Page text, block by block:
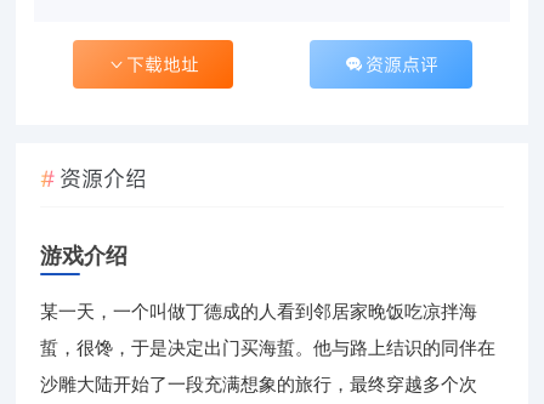
下载地址 资源点评
资源介绍
游戏介绍
某一天，一个叫做丁德成的人看到邻居家晚饭吃凉拌海
蜇，很馋，于是决定出门买海蜇。他与路上结识的同伴在
沙雕大陆开始了一段充满想象的旅行，最终穿越多个次